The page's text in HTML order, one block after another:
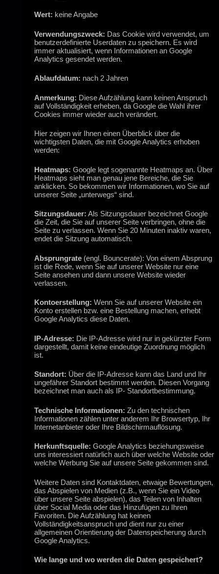
Wert: keine Angabe
Verwendungszweck: Das Cookie wird verwendet, um
benutzerdefinierte Userdaten zu speichern. Es wird
immer aktualisiert, wenn Informationen an Google
Analytics gesendet werden.
Ablaufdatum: nach 2 Jahren
Anmerkung: Diese Aufzählung kann keinen Anspruch
auf Vollständigkeit erheben, da Google die Wahl ihrer
Cookies immer wieder auch verändert.
Hier zeigen wir Ihnen einen Überblick über die
wichtigsten Daten, die mit Google Analytics erhoben
werden:
Heatmaps: Google legt sogenannte Heatmaps an. Über
Heatmaps sieht man genau jene Bereiche, die Sie
anklicken. So bekommen wir Informationen, wo Sie auf
unserer Seite „unterwegs“ sind.
Sitzungsdauer: Als Sitzungsdauer bezeichnet Google
die Zeit, die Sie auf unserer Seite verbringen, ohne die
Seite zu verlassen. Wenn Sie 20 Minuten inaktiv waren,
endet die Sitzung automatisch.
Absprungrate (engl. Bouncerate): Von einem Absprung
ist die Rede, wenn Sie auf unserer Website nur eine
Seite ansehen und dann unsere Website wieder
verlassen.
Kontoerstellung: Wenn Sie auf unserer Website ein
Konto erstellen bzw. eine Bestellung machen, erhebt
Google Analytics diese Daten.
IP-Adresse: Die IP-Adresse wird nur in gekürzter Form
dargestellt, damit keine eindeutige Zuordnung möglich
ist.
Standort: Über die IP-Adresse kann das Land und Ihr
ungefährer Standort bestimmt werden. Diesen Vorgang
bezeichnet man auch als IP- Standortbestimmung.
Technische Informationen: Zu den technischen
Informationen zählen unter anderem Ihr Browsertyp, Ihr
Internetanbieter oder Ihre Bildschirmauflösung.
Herkunftsquelle: Google Analytics beziehungsweise
uns interessiert natürlich auch über welche Website oder
welche Werbung Sie auf unsere Seite gekommen sind.
Weitere Daten sind Kontaktdaten, etwaige Bewertungen,
das Abspielen von Medien (z.B., wenn Sie ein Video
über unsere Seite abspielen), das Teilen von Inhalten
über Social Media oder das Hinzufügen zu Ihren
Favoriten. Die Aufzählung hat keinen
Vollständigkeitsanspruch und dient nur zu einer
allgemeinen Orientierung der Datenspeicherung durch
Google Analytics.
Wie lange und wo werden die Daten gespeichert?